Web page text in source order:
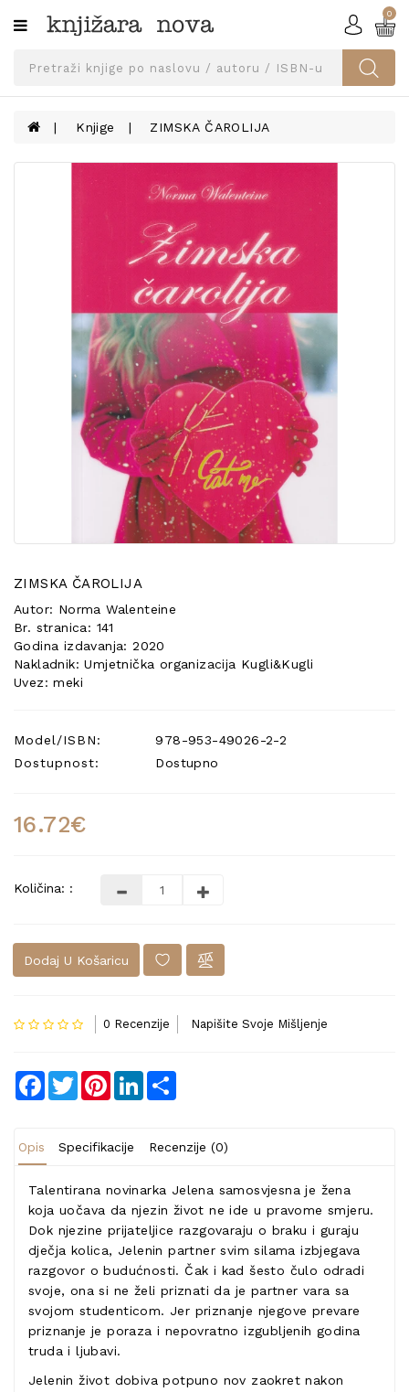
Kategorije
SVEUČILIŠNA
UDŽBENICI
KNJIGE
UDŽBENIKE!
KONTAKT
POSEBNA
0
Knjige ZIMSKA ČAROLIJA
ZIMSKA ČAROLIJA
Autor: Norma Walenteine
Br. stranica: 141
Godina izdavanja: 2020
Nakladnik: Umjetnička organizacija Kugli&Kugli
Uvez: meki
Model/ISBN:
978-953-49026-2-2
Dostupnost:
Dostupno
16.72€
Količina: :
Dodaj U Košaricu
0 Recenzije Napišite Svoje Mišljenje
Facebook
TwitterPinterestLinkedIn
Opis Specifikacije Recenzije (0)
Talentirana novinarka Jelena samosvjesna je žena
koja uočava da njezin život ne ide u pravome smjeru.
Dok njezine prijateljice razgovaraju o braku i guraju
dječja kolica, Jelenin partner svim silama izbjegava
razgovor o budućnosti. Čak i kad šesto čulo odradi
svoje, ona si ne želi priznati da je partner vara sa
svojom studenticom. Jer priznanje njegove prevare
priznanje je poraza i nepovratno izgubljenih godina
truda i ljubavi.
Jelenin život dobiva potpuno nov zaokret nakon